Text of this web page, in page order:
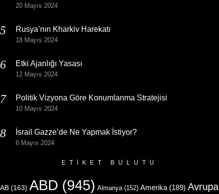
20 Mayıs 2024
Rusya’nın Kharkiv Harekatı
18 Mayıs 2024
Etki Ajanlığı Yasası
12 Mayıs 2024
Politik Vizyona Göre Konumlanma Stratejisi
10 Mayıs 2024
İsrail Gazze’de Ne Yapmak İstiyor?
6 Mayıs 2024
ETIKET BULUTU
AB (163) ABD (945) Almanya(152) Amerika (189) Avrupa